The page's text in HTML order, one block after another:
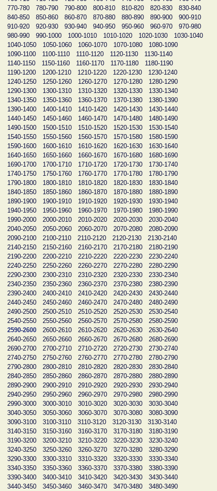
770-780
780-790 790-800 800-810 810-820 820-830
830-840
840-850
850-860 860-870 870-880 880-890 890-900
900-910
910-920
920-930 930-940 940-950 950-960 960-970
970-980
980-990
990-1000 1000-1010 1010-1020 1020-1030
1030-1040
1040-1050
1050-1060 1060-1070 1070-1080
1080-1090
1090-1100
1100-1110 1110-1120 1120-1130
1130-1140
1140-1150
1150-1160 1160-1170 1170-1180
1180-1190
1190-1200
1200-1210 1210-1220 1220-1230
1230-1240
1240-1250
1250-1260 1260-1270 1270-1280
1280-1290
1290-1300
1300-1310 1310-1320 1320-1330
1330-1340
1340-1350
1350-1360 1360-1370 1370-1380
1380-1390
1390-1400
1400-1410 1410-1420 1420-1430
1430-1440
1440-1450
1450-1460 1460-1470 1470-1480
1480-1490
1490-1500
1500-1510 1510-1520 1520-1530
1530-1540
1540-1550
1550-1560 1560-1570 1570-1580
1580-1590
1590-1600
1600-1610 1610-1620 1620-1630
1630-1640
1640-1650
1650-1660 1660-1670 1670-1680
1680-1690
1690-1700
1700-1710 1710-1720 1720-1730
1730-1740
1740-1750
1750-1760 1760-1770 1770-1780
1780-1790
1790-1800
1800-1810 1810-1820 1820-1830
1830-1840
1840-1850
1850-1860 1860-1870 1870-1880
1880-1890
1890-1900
1900-1910 1910-1920 1920-1930
1930-1940
1940-1950
1950-1960 1960-1970 1970-1980
1980-1990
1990-2000
2000-2010 2010-2020 2020-2030
2030-2040
2040-2050
2050-2060 2060-2070 2070-2080
2080-2090
2090-2100
2100-2110 2110-2120 2120-2130
2130-2140
2140-2150
2150-2160 2160-2170 2170-2180
2180-2190
2190-2200
2200-2210 2210-2220 2220-2230
2230-2240
2240-2250
2250-2260 2260-2270 2270-2280
2280-2290
2290-2300
2300-2310 2310-2320 2320-2330
2330-2340
2340-2350
2350-2360 2360-2370 2370-2380
2380-2390
2390-2400
2400-2410 2410-2420 2420-2430
2430-2440
2440-2450
2450-2460 2460-2470 2470-2480
2480-2490
2490-2500
2500-2510 2510-2520 2520-2530
2530-2540
2540-2550
2550-2560 2560-2570 2570-2580
2580-2590
2590-2600
2600-2610 2610-2620 2620-2630
2630-2640
2640-2650
2650-2660 2660-2670 2670-2680
2680-2690
2690-2700
2700-2710 2710-2720 2720-2730
2730-2740
2740-2750
2750-2760 2760-2770 2770-2780
2780-2790
2790-2800
2800-2810 2810-2820 2820-2830
2830-2840
2840-2850
2850-2860 2860-2870 2870-2880
2880-2890
2890-2900
2900-2910 2910-2920 2920-2930
2930-2940
2940-2950
2950-2960 2960-2970 2970-2980
2980-2990
2990-3000
3000-3010 3010-3020 3020-3030
3030-3040
3040-3050
3050-3060 3060-3070 3070-3080
3080-3090
3090-3100
3100-3110 3110-3120 3120-3130
3130-3140
3140-3150
3150-3160 3160-3170 3170-3180
3180-3190
3190-3200
3200-3210 3210-3220 3220-3230
3230-3240
3240-3250
3250-3260 3260-3270 3270-3280
3280-3290
3290-3300
3300-3310 3310-3320 3320-3330
3330-3340
3340-3350
3350-3360 3360-3370 3370-3380
3380-3390
3390-3400
3400-3410 3410-3420 3420-3430
3430-3440
3440-3450
3450-3460 3460-3470 3470-3480
3480-3490